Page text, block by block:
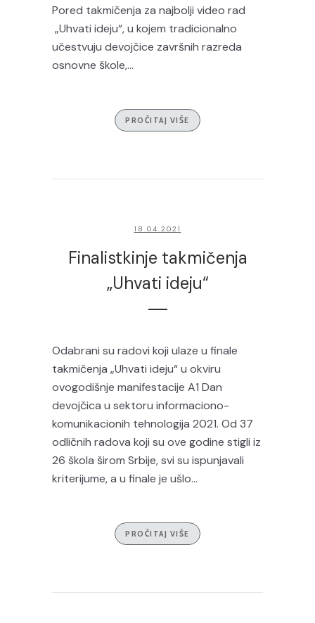
Pored takmičenja za najbolji video rad
„Uhvati ideju“, u kojem tradicionalno
učestvuju devojčice završnih razreda
osnovne škole,...
PROČITAJ VIŠE
18.04.2021
Finalistkinje takmičenja
„Uhvati ideju“
Odabrani su radovi koji ulaze u finale
takmičenja „Uhvati ideju“ u okviru
ovogodišnje manifestacije A1 Dan
devojčica u sektoru informaciono-
komunikacionih tehnologija 2021. Od 37
odličnih radova koji su ove godine stigli iz
26 škola širom Srbije, svi su ispunjavali
kriterijume, a u finale je ušlo...
PROČITAJ VIŠE